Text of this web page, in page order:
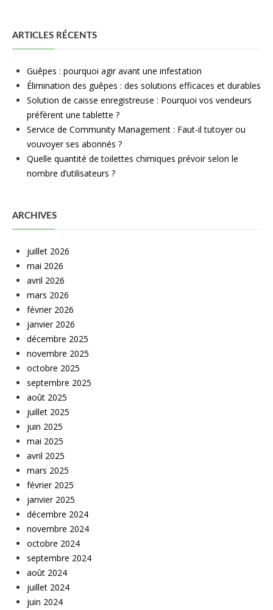
ARTICLES RÉCENTS
Guêpes : pourquoi agir avant une infestation
Élimination des guêpes : des solutions efficaces et durables
Solution de caisse enregistreuse : Pourquoi vos vendeurs
préfèrent une tablette ?
Service de Community Management : Faut-il tutoyer ou
vouvoyer ses abonnés ?
Quelle quantité de toilettes chimiques prévoir selon le
nombre d’utilisateurs ?
ARCHIVES
juillet 2026
mai 2026
avril 2026
mars 2026
février 2026
janvier 2026
décembre 2025
novembre 2025
octobre 2025
septembre 2025
août 2025
juillet 2025
juin 2025
mai 2025
avril 2025
mars 2025
février 2025
janvier 2025
décembre 2024
novembre 2024
octobre 2024
septembre 2024
août 2024
juillet 2024
juin 2024